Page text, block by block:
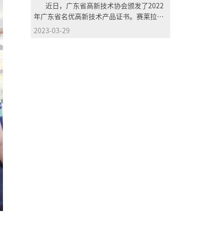
近日，广东省高新技术协会颁发了2022
年广东省名优高新技术产品证书。赛莱拉干
细胞旗下品牌产品cpe脐带精华冻干粉凭借
2023-03-29